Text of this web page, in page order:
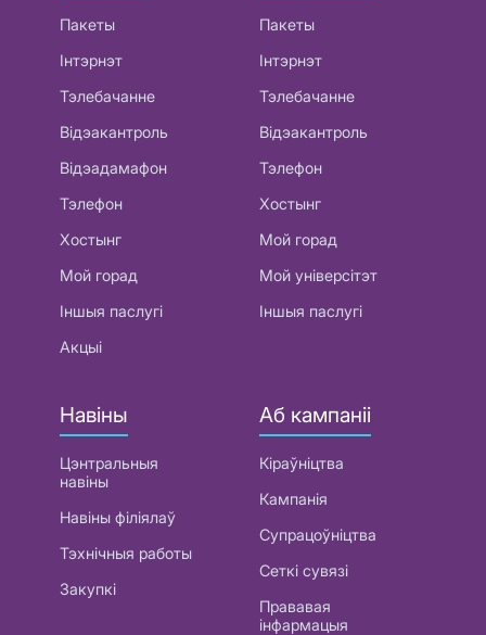
Пакеты
Інтэрнэт
Тэлебачанне
Відэакантроль
Відэадамафон
Тэлефон
Хостынг
Мой горад
Іншыя паслугі
Акцыі
Пакеты
Інтэрнэт
Тэлебачанне
Відэакантроль
Тэлефон
Хостынг
Мой горад
Мой універсітэт
Іншыя паслугі
Навіны
Цэнтральныя
навіны
Навіны філіялаў
Тэхнічныя работы
Закупкі
Аб кампаніі
Кіраўніцтва
Кампанія
Супрацоўніцтва
Сеткі сувязі
Прававая
інфармацыя